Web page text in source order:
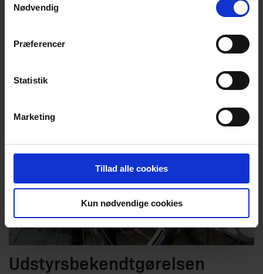
Nødvendig
Præferencer
Statistik
Marketing
Tillad alle cookies
Kun nødvendige cookies
50 til dig.
Se cyklistens færdselslov
Udstyrsbekendtgørelsen